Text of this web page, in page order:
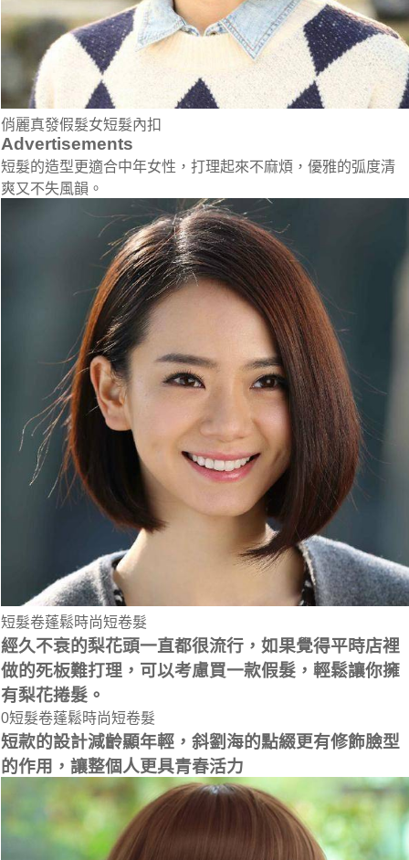
俏麗真發假髮女短髮內扣
Advertisements
短髮的造型更適合中年女性，打理起來不麻煩，優雅的弧度清
爽又不失風韻。
短髮卷蓬鬆時尚短卷髮
經久不衰的梨花頭一直都很流行，如果覺得平時店裡
做的死板難打理，可以考慮買一款假髮，輕鬆讓你擁
有梨花捲髮。
0短髮卷蓬鬆時尚短卷髮
短款的設計減齡顯年輕，斜劉海的點綴更有修飾臉型
的作用，讓整個人更具青春活力